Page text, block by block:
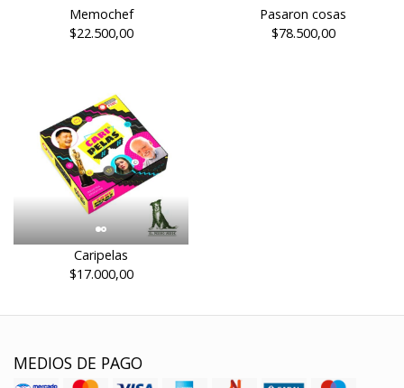
Memochef
$22.500,00
Pasaron cosas
$78.500,00
Caripelas
$17.000,00
MEDIOS DE PAGO